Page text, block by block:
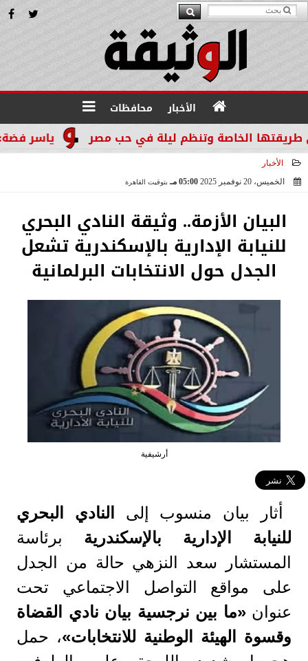
الأخبار محافظات
ياسر فضة: الخاصة وتنظم ليلة في حب مصر
الأخبار
الخميس، 20 نوفمبر 2025
05:00 مـ بتوقيت القاهرة
البيان الأزمة.. وثيقة النادي البحري
للنيابة الإدارية بالإسكندرية تشعل
الجدل حول الانتخابات البرلمانية
أرشيفية
أثار بيان منسوب إلى
النادي البحري
للنيابة الإدارية بالإسكندرية برئاسة
المستشار سعد النزهي حالة من الجدل
على مواقع التواصل الاجتماعي تحت
عنوان«ما بين نرجسية بيان نادي القضاة
وقسوة الهيئة الوطنية للانتخابات»، حمل